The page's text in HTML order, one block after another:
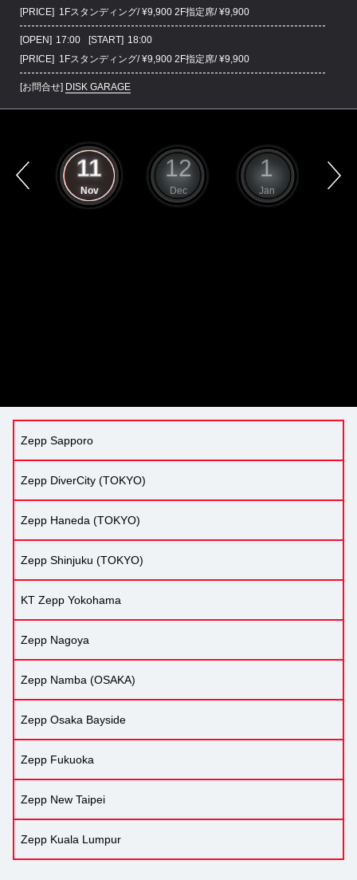
[PRICE] 1Fスタンディング/ ¥9,900 2F指定席/ ¥9,900
[OPEN] 17:00 [START] 18:00
[PRICE] 1Fスタンディング/ ¥9,900 2F指定席/ ¥9,900
[お問合せ] DISK GARAGE
11
Nov
12
Dec
1
Jan
Zepp Sapporo
Zepp DiverCity (TOKYO)
Zepp Haneda (TOKYO)
Zepp Shinjuku (TOKYO)
KT Zepp Yokohama
Zepp Nagoya
Zepp Namba (OSAKA)
Zepp Osaka Bayside
Zepp Fukuoka
Zepp New Taipei
Zepp Kuala Lumpur